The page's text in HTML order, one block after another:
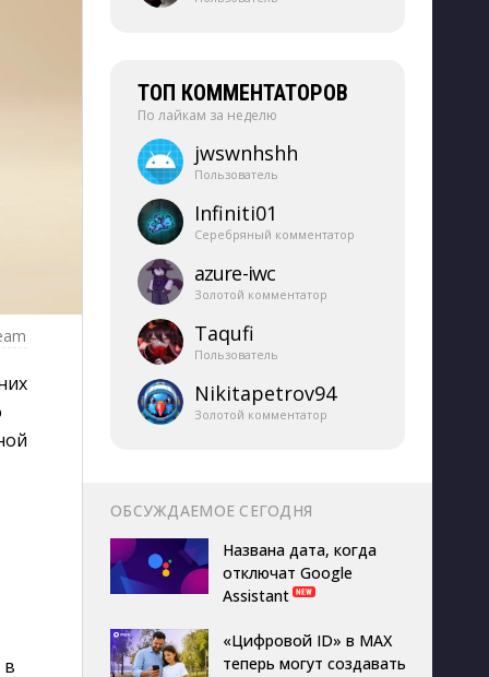
в
ТОП КОММЕНТАТОРОВ
По лайкам за неделю
jwswnhshh
Пользователь
Infiniti01
Серебряный комментатор
azure-​iwc
Золотой комментатор
Taqufi
Пользователь
Nikitapetrov94
Золотой комментатор
ОБСУЖДАЕМОЕ СЕГОДНЯ
Названа дата, когда
отключат Google
Assistant
«Цифровой ID» в MAX
теперь могут создавать